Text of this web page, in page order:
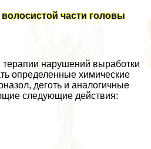
части головы
терапии нарушений выработки
определенные химические
деготь и аналогичные
следующие действия: